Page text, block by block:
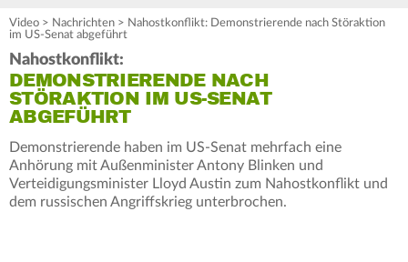
Video > Nachrichten > Nahostkonflikt: Demonstrierende nach Störaktion
im US-Senat abgeführt
Nahostkonflikt:
DEMONSTRIERENDE NACH
STÖRAKTION IM US-SENAT
ABGEFÜHRT
Demonstrierende haben im US-Senat mehrfach eine
Anhörung mit Außenminister Antony Blinken und
Verteidigungsminister Lloyd Austin zum Nahostkonflikt und
dem russischen Angriffskrieg unterbrochen.